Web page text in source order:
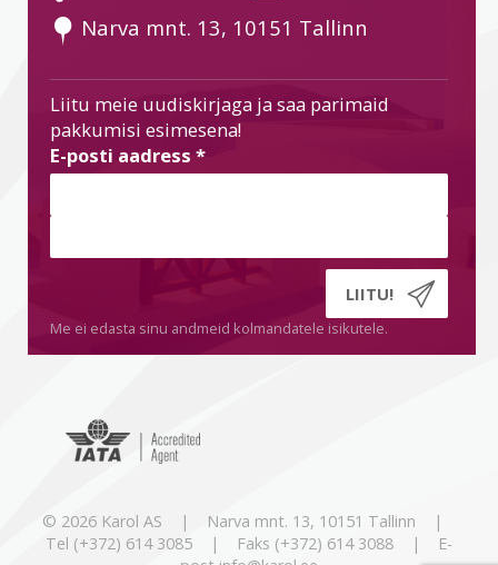
Narva mnt. 13, 10151 Tallinn
Liitu meie uudiskirjaga ja saa parimaid
pakkumisi esimesena!
E-posti aadress *
Me ei edasta sinu andmeid kolmandatele isikutele.
© 2026 Karol AS | Narva mnt. 13, 10151 Tallinn |
Tel (+372) 614 3085 | Faks (+372) 614 3088 | E-